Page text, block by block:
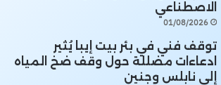
الاصطناعي
01/08/2026
توقف فني في بئر بيت إيبا يُثير
ادعاءات مضللة حول وقف ضخ المياه
إلى نابلس وجنين